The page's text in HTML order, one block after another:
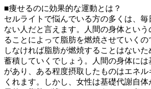
■痩せるのに効果的な運動とは？
セルライトで悩んでいる方の多くは、毎
ない人だと言えます。人間の身体とい
ることによって脂肪を燃焼させていく
しなければ脂肪が燃焼することはない
蓄積していくでしょう。人間の身体に
があり、ある程度摂取したものはエネル
くれます。しかし、女性は基礎代謝自